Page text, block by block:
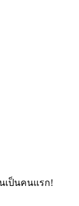
เป็นคนแรก!